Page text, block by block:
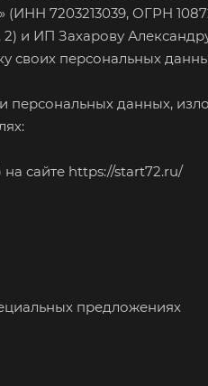
7203213039, ОГРН
и ИП Захарову
своих персональных
персональных данных,
на сайте https://start72.ru/
предложениях